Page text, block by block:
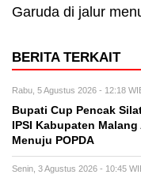
Garuda di jalur
BERITA TERKAIT
Rabu, 5 Agustus 2026 - 12:18
Bupati Cup Pencak
IPSI Kabupaten
Menuju POPDA
Senin, 3 Agustus 2026 - 10:45